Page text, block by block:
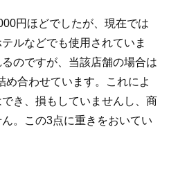
円ほどでしたが、現在では
ルなどでも使用されていま
のですが、当該店舗の場合は
め合わせています。これによ
き、損もしていませんし、商
。この3点に重きをおいてい